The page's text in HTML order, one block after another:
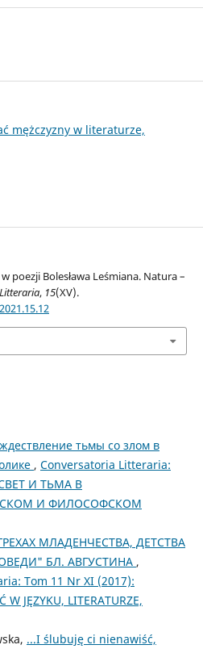
mężczyzny w literaturze,
poezji Bolesława Leśmiana. Natura –
, 15(XV).
тьмы со злом в
, Conversatoria Litteraria:
И ТЬМА В
И ФИЛОСОФСКОМ
МЛАДЕНЧЕСТВА, ДЕТСТВА
БЛ. АВГУСТИНА ,
Tom 11 Nr XI (2017):
W JĘZYKU, LITERATURZE,
...I ślubuję ci nienawiść,